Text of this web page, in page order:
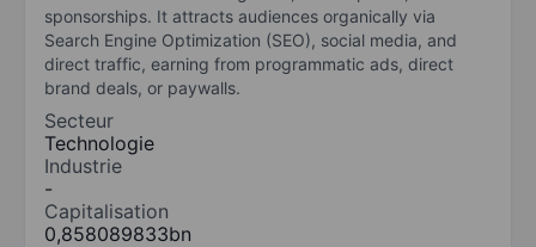
sponsorships. It attracts audiences organically via
Search Engine Optimization (SEO), social media, and
direct traffic, earning from programmatic ads, direct
brand deals, or paywalls.
Secteur
Technologie
Industrie
-
Capitalisation
0,858089833bn